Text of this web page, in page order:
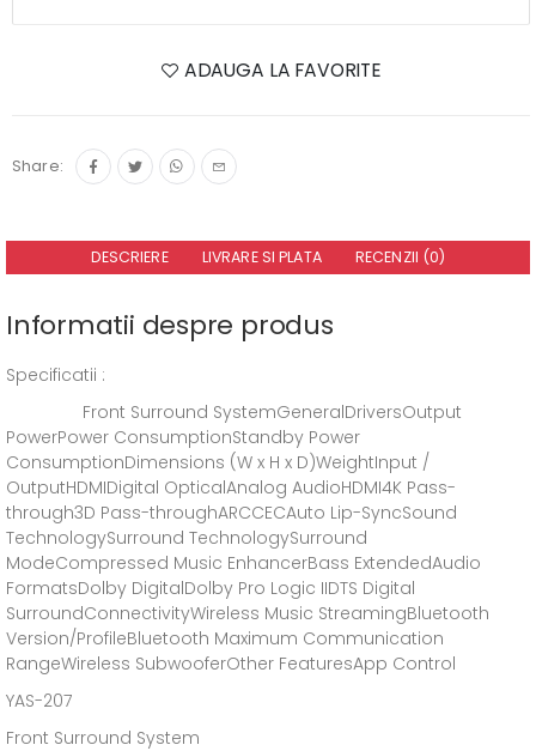
ADAUGA LA FAVORITE
Share:
DESCRIERE LIVRARE SI PLATA RECENZII (0)
Informatii despre produs
Specificatii :
Front Surround SystemGeneralDriversOutput
PowerPower ConsumptionStandby Power
ConsumptionDimensions (W x H x D)WeightInput /
OutputHDMIDigital OpticalAnalog AudioHDMI4K Pass-
through3D Pass-throughARCCECAuto Lip-SyncSound
TechnologySurround TechnologySurround
ModeCompressed Music EnhancerBass ExtendedAudio
FormatsDolby DigitalDolby Pro Logic IIDTS Digital
SurroundConnectivityWireless Music StreamingBluetooth
Version/ProfileBluetooth Maximum Communication
RangeWireless SubwooferOther FeaturesApp Control
YAS-207
Front Surround System